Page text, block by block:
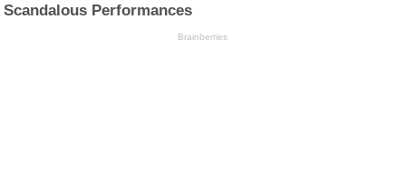
Scandalous Performances
Brainberries